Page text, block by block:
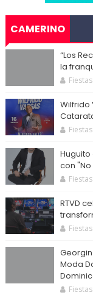
CAMERINO
“Los
la
Wilfrido
con "No
RTVD
Moda